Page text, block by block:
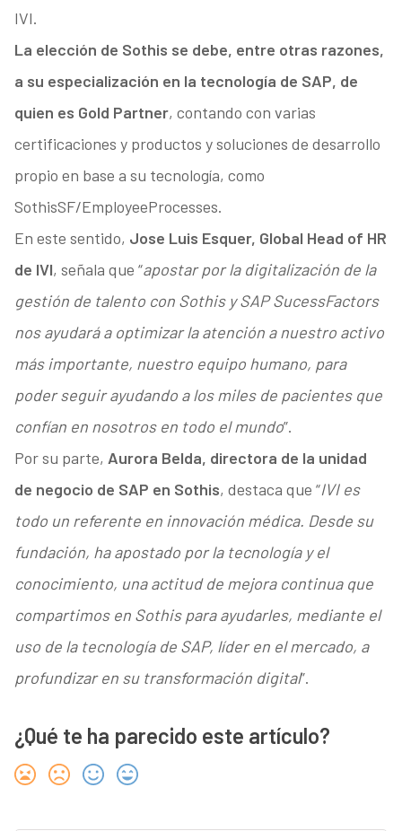
IVI.
La elección de Sothis se debe, entre otras razones,
a su especialización en la tecnología de SAP, de
quien es Gold Partner, contando con varias
certificaciones y productos y soluciones de desarrollo
propio en base a su tecnología, como
SothisSF/EmployeeProcesses.
En este sentido, Jose Luis Esquer, Global Head of HR
de IVI, señala que “apostar por la digitalización de la
gestión de talento con Sothis y SAP SucessFactors
nos ayudará a optimizar la atención a nuestro activo
más importante, nuestro equipo humano, para
poder seguir ayudando a los miles de pacientes que
confían en nosotros en todo el mundo”.
Por su parte, Aurora Belda, directora de la unidad
de negocio de SAP en Sothis, destaca que “IVI es
todo un referente en innovación médica. Desde su
fundación, ha apostado por la tecnología y el
conocimiento, una actitud de mejora continua que
compartimos en Sothis para ayudarles, mediante el
uso de la tecnología de SAP, líder en el mercado, a
profundizar en su transformación digital”.
¿Qué te ha parecido este artículo?